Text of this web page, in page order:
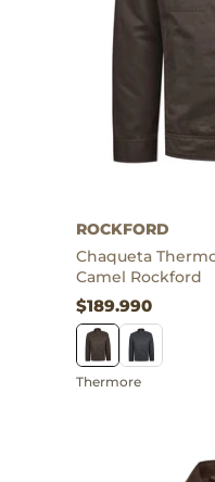
ROCKFORD
Chaqueta
Camel Rockford
$189.990
Thermore